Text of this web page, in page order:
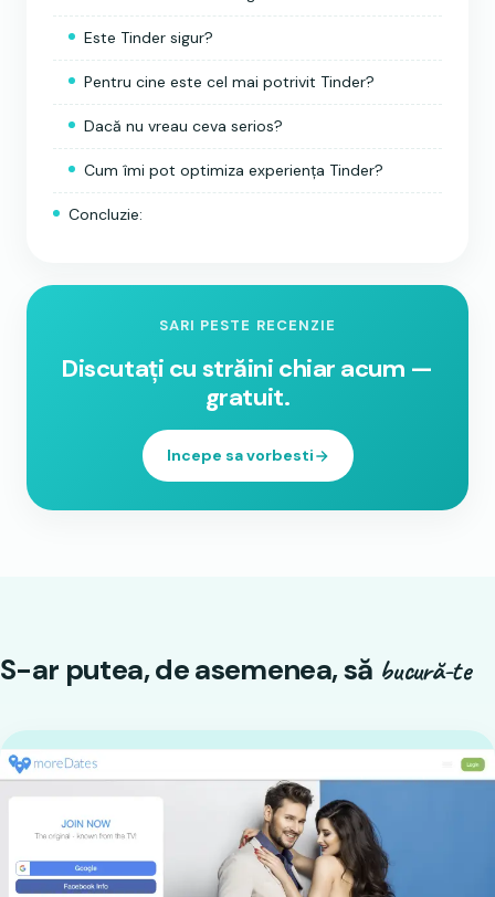
Este Tinder sigur?
Pentru cine este cel mai potrivit Tinder?
Dacă nu vreau ceva serios?
Cum îmi pot optimiza experiența Tinder?
Concluzie:
SARI PESTE RECENZIE
Discutați cu străini chiar acum —
gratuit.
Incepe sa vorbesti
S-ar putea, de asemenea, să bucură-te